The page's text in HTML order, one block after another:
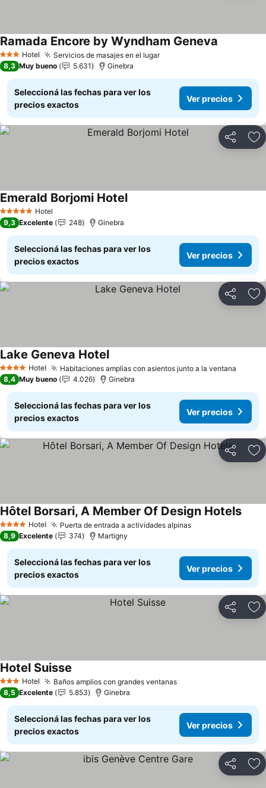
3 Estrellas
Hotel Servicios de masajes en el lugar
Ramada Encore by Wyndham Geneva
8,3 Muy bueno 5.631 Ginebra
Seleccioná las fechas para ver los
precios exactos
Ver precios
Compartir
5 Estrellas Hotel
Emerald Borjomi Hotel
9,3 Excelente 248 Ginebra
Seleccioná las fechas para ver los
precios exactos
Ver precios
Compartir
4 EstrellasHotel Habitaciones amplias con asientos junto a la ventana
Lake Geneva Hotel
8,4 Muy bueno 4.026 Ginebra
Seleccioná las fechas para ver los
precios exactos
Ver precios
Compartir
4 EstrellasHotel Puerta de entrada a actividades alpinas
Hôtel Borsari, A Member Of Design Hotels
8,9 Excelente 374 Martigny
Seleccioná las fechas para ver los
precios exactos
Ver precios
Compartir
3 Estrellas
Hotel Baños amplios con grandes ventanas
Hotel Suisse
8,5 Excelente 5.853 Ginebra
Seleccioná las fechas para ver los
precios exactos
Ver precios
Compartir